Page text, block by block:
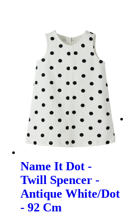
Name It Dot -
Twill Spencer -
Antique White/Dot
- 92 Cm